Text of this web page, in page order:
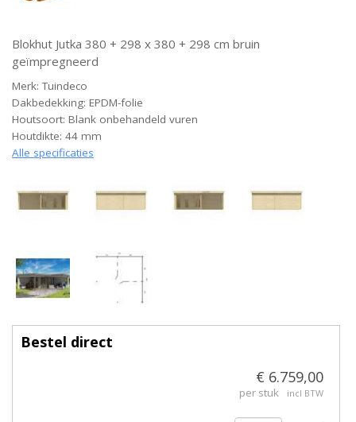
Blokhut Jutka 380 + 298 x 380 + 298 cm bruin
geïmpregneerd
Merk: Tuindeco
Dakbedekking: EPDM-folie
Houtsoort: Blank onbehandeld vuren
Houtdikte: 44 mm
Alle specificaties
Bestel direct
€ 6.759,00
per stuk incl BTW